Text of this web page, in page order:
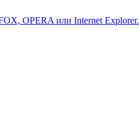
OPERA или Internet Explorer.